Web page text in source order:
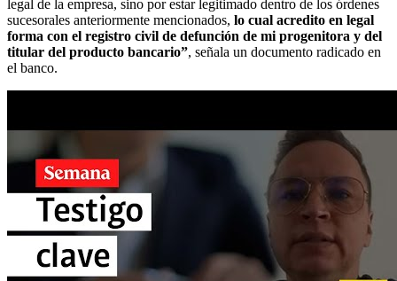
legal de la empresa, sino por estar legitimado dentro de los órdenes
sucesorales anteriormente mencionados, lo cual acredito en legal
forma con el registro civil de defunción de mi progenitora y del
titular del producto bancario”, señala un documento radicado en
el banco.